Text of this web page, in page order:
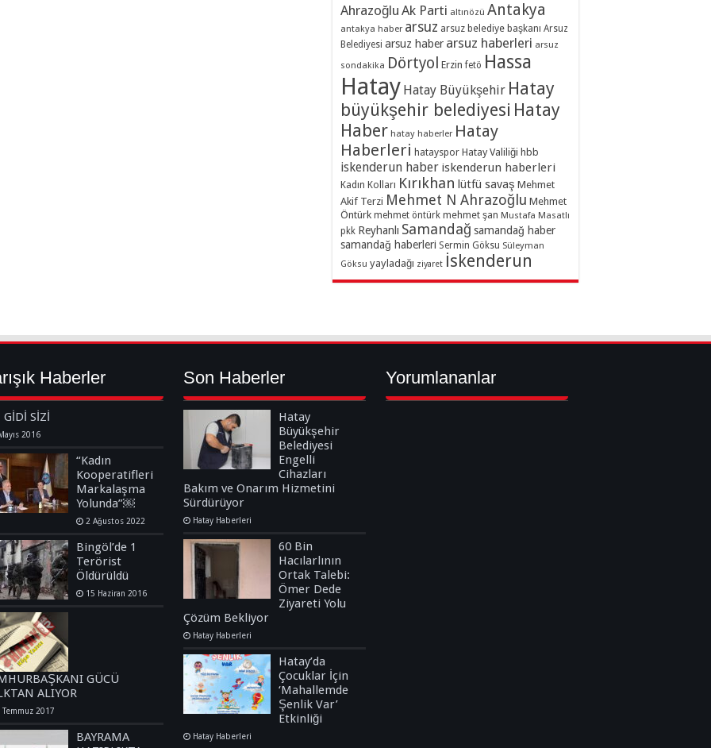
Ahrazoğlu Ak Parti altınözü Antakya
antakya haber arsuz arsuz belediye başkanı Arsuz
Belediyesi arsuz haber arsuz haberleri arsuz
sondakika Dörtyol Erzin fetö Hassa
Hatay Hatay Büyükşehir Hatay
büyükşehir belediyesi Hatay
Haber hatay haberler Hatay
Haberleri hatayspor Hatay Valiliği hbb
iskenderun haber iskenderun haberleri
Kadın Kolları Kırıkhan lütfü savaş Mehmet
Akif Terzi Mehmet N Ahrazoğlu Mehmet
Öntürk mehmet öntürk mehmet şan Mustafa Masatlı
pkk Reyhanlı Samandağ samandağ haber
samandağ haberleri Sermin Göksu Süleyman
Göksu yayladağı ziyaret İskenderun
Haberler
GİDİ SİZİ
2016
“Kadın
Kooperatifleri
Markalaşma
Yolunda”￼
2 Ağustos 2022
Bingöl’de 1
Terörist
Öldürüldü
15 Haziran 2016
GÜCÜ
ALIYOR
Temmuz 2017
BAYRAMA
Son Haberler
Hatay
Büyükşehir
Belediyesi
Engelli
Cihazları
Bakım ve Onarım Hizmetini
Sürdürüyor
Hatay Haberleri
60 Bin
Hacılarlının
Ortak Talebi:
Ömer Dede
Ziyareti Yolu
Çözüm Bekliyor
Hatay Haberleri
Hatay’da
Çocuklar İçin
‘Mahallemde
Şenlik Var’
Etkinliği
Hatay Haberleri
Yorumlananlar